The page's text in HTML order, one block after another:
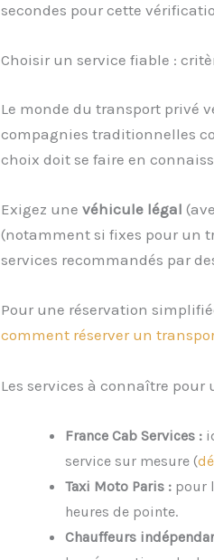
secondes pour cette
Choisir un service fiable :
Le monde du transport privé
compagnies traditionnelles
choix doit se faire en
Exigez une véhicule légal
(notamment si fixes pour un
services recommandés par
Pour une réservation
comment réserver un
Les services à connaître
France Cab Services :
service sur mesure (
Taxi Moto Paris :pour
heures de pointe.
Chauffeurs